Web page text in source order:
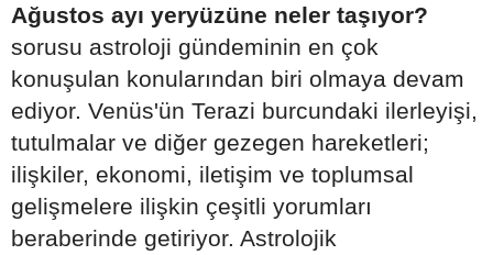
Ağustos ayı yeryüzüne neler taşıyor?
sorusu astroloji gündeminin en çok
konuşulan konularından biri olmaya devam
ediyor. Venüs'ün Terazi burcundaki ilerleyişi,
tutulmalar ve diğer gezegen hareketleri;
ilişkiler, ekonomi, iletişim ve toplumsal
gelişmelere ilişkin çeşitli yorumları
beraberinde getiriyor. Astrolojik